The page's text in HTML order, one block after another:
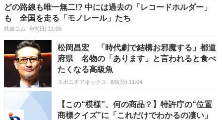
どの路線も唯一無二!? 中には過去の「レコードホルダー」
も 全国を走る「モノレール」たち
鉄道コム 8/9(日) 11:05
松岡昌宏 「時代劇で結構お邪魔する」都道
府県 名物の「あります」と言われると食べ
たくなる高級魚
スポニチアネックス 8/9(日) 11:04
【この“模様”、何の商品？】特許庁の“位置
商標クイズ”に「これだけでわかるの凄い」